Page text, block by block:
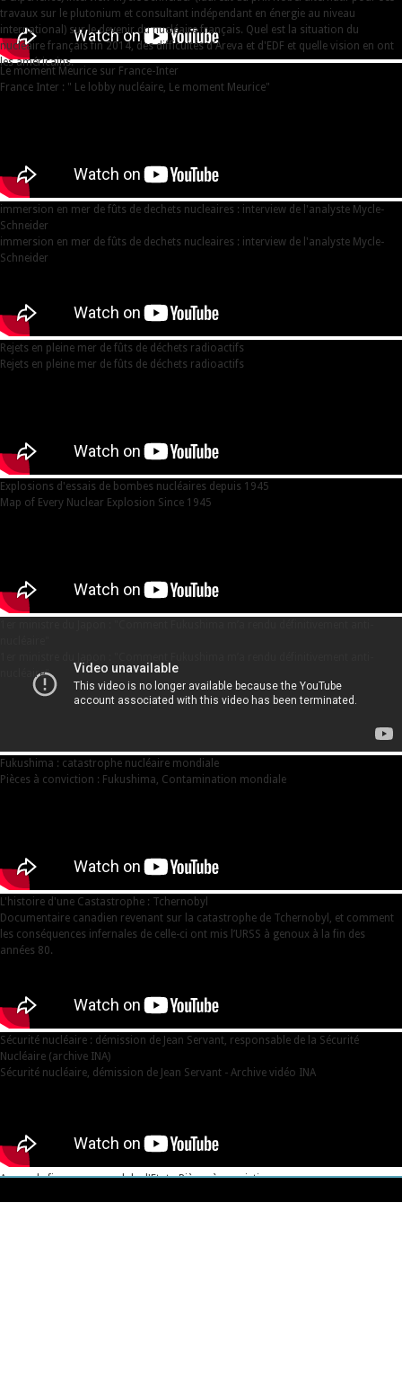
travaux sur le plutonium et consultant indépendant en énergie au niveau
international) sur le devenir du nucléaire français. Quel est la situation du
nucléaire français fin 2014, des difficultés d'Areva et d'EDF et quelle vision en ont
les américains.
Le moment Meurice sur France-Inter
France Inter : " Le lobby nucléaire, Le moment Meurice"
immersion en mer de fûts de dechets nucleaires : interview de l'analyste Mycle-
Schneider
immersion en mer de fûts de dechets nucleaires : interview de l'analyste Mycle-
Schneider
Rejets en pleine mer de fûts de déchets radioactifs
Rejets en pleine mer de fûts de déchets radioactifs
Explosions d'essais de bombes nucléaires depuis 1945
Map of Every Nuclear Explosion Since 1945
nucléaire"
Fukushima : catastrophe nucléaire mondiale
Pièces à conviction : Fukushima, Contamination mondiale
L'histoire d'une Castastrophe : Tchernobyl
Documentaire canadien revenant sur la catastrophe de Tchernobyl, et comment
les conséquences infernales de celle-ci ont mis l’URSS à genoux à la fin des
années 80.
Sécurité nucléaire : démission de Jean Servant, responsable de la Sécurité
Nucléaire (archive INA)
Sécurité nucléaire, démission de Jean Servant - Archive vidéo INA
Areva, de fiasco en scandale d'Etat - Pièces à conviction